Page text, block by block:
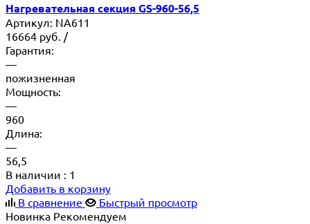
Нагревательная секция GS-960-56,5
Артикул: NA611
16664 руб. /
Гарантия:
—
пожизненная
Мощность:
—
960
Длина:
—
56,5
В наличии : 1
Добавить в корзину
В сравнение
Быстрый просмотр
Новинка Рекомендуем